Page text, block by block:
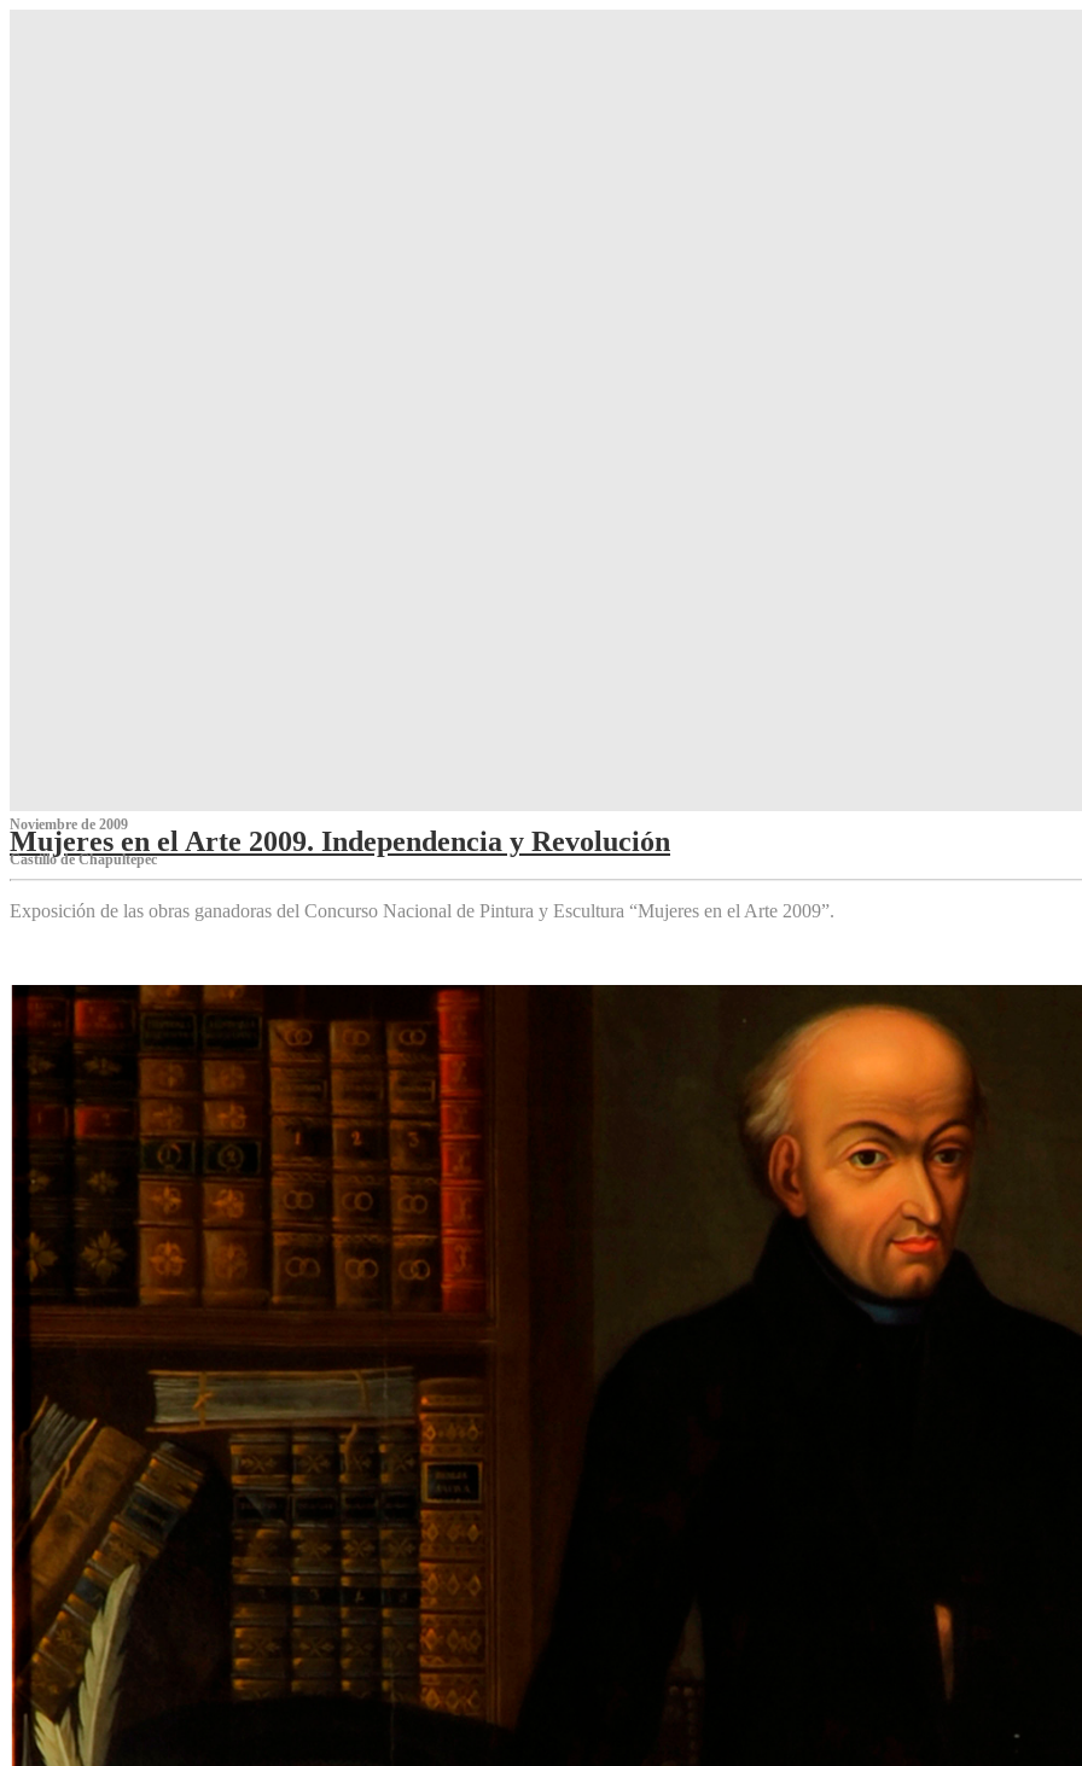
Noviembre de 2009
Mujeres en el Arte 2009. Independencia y Revolución
Castillo de Chapultepec
Exposición de las obras ganadoras del Concurso Nacional de Pintura y Escultura “Mujeres en el Arte 2009”.